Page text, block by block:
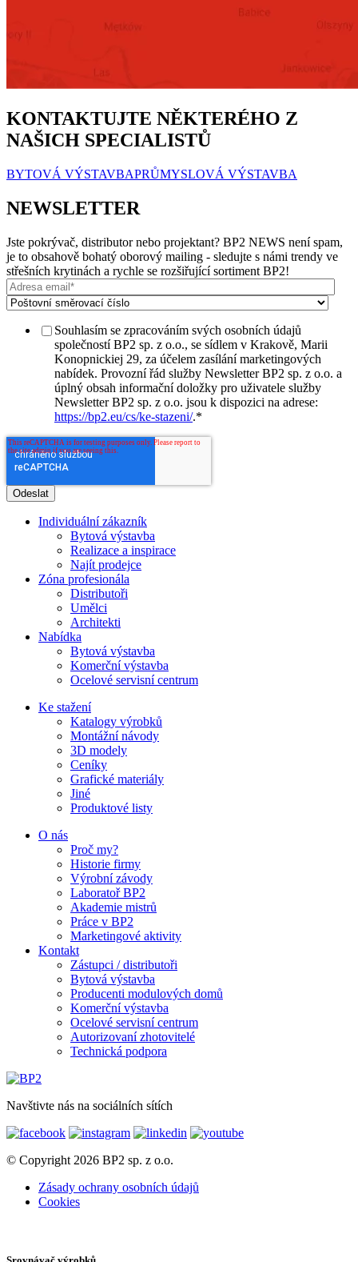
KONTAKTUJTE NĚKTERÉHO Z
NAŠICH SPECIALISTŮ
BYTOVÁ VÝSTAVBAPRŮMYSLOVÁ VÝSTAVBA
NEWSLETTER
Jste pokrývač, distributor nebo projektant? BP2 NEWS není spam,
je to obsahově bohatý oborový mailing - sledujte s námi trendy ve
střešních krytinách a rychle se rozšiřující sortiment BP2!
Souhlasím se zpracováním svých osobních údajů
společností BP2 sp. z o.o., se sídlem v Krakově, Marii
Konopnickiej 29, za účelem zasílání marketingových
nabídek. Provozní řád služby Newsletter BP2 sp. z o.o. a
úplný obsah informační doložky pro uživatele služby
Newsletter BP2 sp. z o.o. jsou k dispozici na adrese:
https://bp2.eu/cs/ke-stazeni/.*
Individuální zákazník
Bytová výstavba
Realizace a inspirace
Najít prodejce
Zóna profesionála
Distributoři
Umělci
Architekti
Nabídka
Bytová výstavba
Komerční výstavba
Ocelové servisní centrum
Ke stažení
Katalogy výrobků
Montážní návody
3D modely
Ceníky
Grafické materiály
Jiné
Produktové listy
O nás
Proč my?
Historie firmy
Výrobní závody
Laboratoř BP2
Akademie mistrů
Práce v BP2
Marketingové aktivity
Kontakt
Zástupci / distributoři
Bytová výstavba
Producenti modulových domů
Komerční výstavba
Ocelové servisní centrum
Autorizovaní zhotovitelé
Technická podpora
Navštivte nás na sociálních sítích
© Copyright 2026 BP2 sp. z o.o.
Zásady ochrany osobních údajů
Cookies